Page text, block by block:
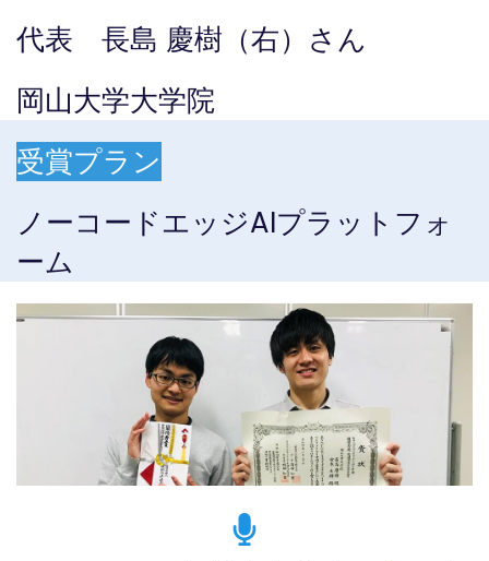
代表 長島 慶樹（右） さん
岡山大学大学院
受賞プラン
ノーコードエッジAIプラットフォ
ーム